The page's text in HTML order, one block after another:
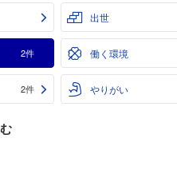
出世
2件 働く環境
2件 やりがい